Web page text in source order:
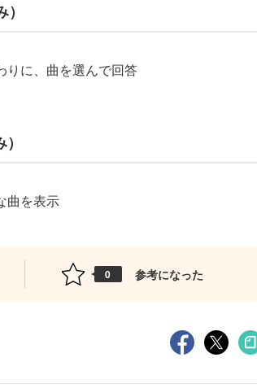
に、曲を選んで回答
曲を表示
0 参考になった